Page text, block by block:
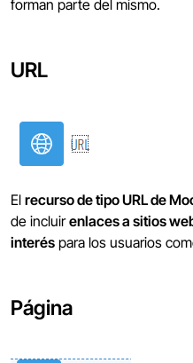
forman parte del mismo.
URL
El recurso de tipo URL de
de incluirenlaces a sitios
interés para los usuarios
Página